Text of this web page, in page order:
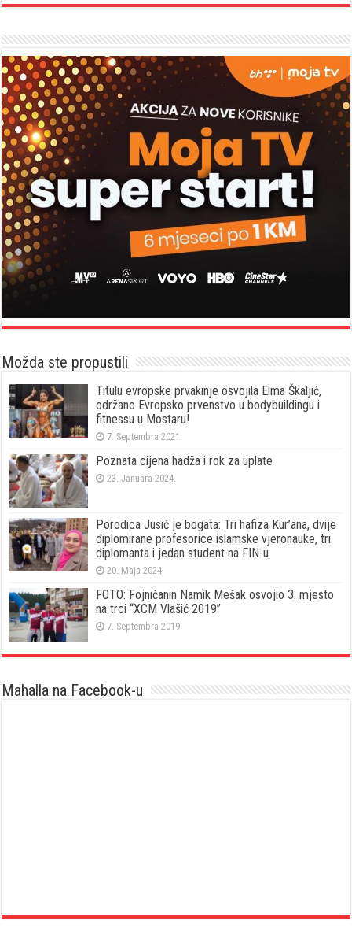
Možda ste propustili
Titulu evropske prvakinje osvojila Elma Škaljić,
održano Evropsko prvenstvo u bodybuildingu i
fitnessu u Mostaru!
7. Septembra 2021.
Poznata cijena hadža i rok za uplate
23. Januara 2024.
Porodica Jusić je bogata: Tri hafiza Kur’ana, dvije
diplomirane profesorice islamske vjeronauke, tri
diplomanta i jedan student na FIN-u
20. Maja 2024.
FOTO: Fojničanin Namik Mešak osvojio 3. mjesto
na trci “XCM Vlašić 2019”
7. Septembra 2019.
Mahalla na Facebook-u